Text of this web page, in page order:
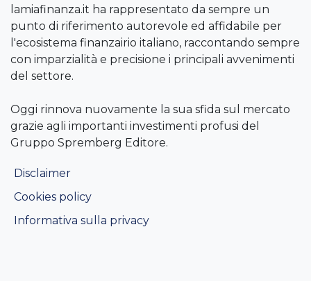
lamiafinanza.it ha rappresentato da sempre un
punto di riferimento autorevole ed affidabile per
l'ecosistema finanzairio italiano, raccontando sempre
con imparzialità e precisione i principali avvenimenti
del settore.
Oggi rinnova nuovamente la sua sfida sul mercato
grazie agli importanti investimenti profusi del
Gruppo Spremberg Editore.
Disclaimer
Cookies policy
Informativa sulla privacy